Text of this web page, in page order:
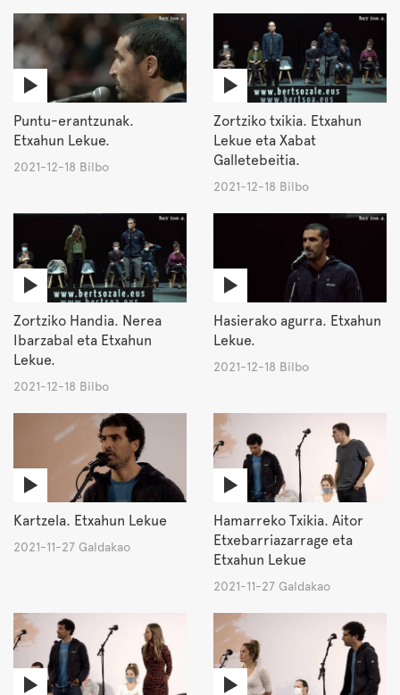
Puntu-erantzunak.
Etxahun Lekue.
2021-12-18 Bilbo
Zortziko txikia. Etxahun
Lekue eta Xabat
Galletebeitia.
2021-12-18 Bilbo
Zortziko Handia. Nerea
Ibarzabal eta Etxahun
Lekue.
2021-12-18 Bilbo
Hasierako agurra. Etxahun
Lekue.
2021-12-18 Bilbo
Kartzela. Etxahun Lekue
2021-11-27 Galdakao
Hamarreko Txikia. Aitor
Etxebarriazarrage eta
Etxahun Lekue
2021-11-27 Galdakao